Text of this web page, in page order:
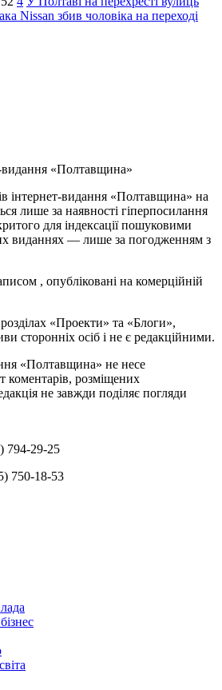
Nissan збив чоловіка на переході
«Полтавщина»
інтернет-видання «Полтавщина» на
лише за наявності гіперпосилання
для індексації пошуковими
виданнях — лише за погодженням з
, опубліковані на комерційній
«Проекти» та «Блоги»,
сторонніх осіб і не є редакційними.
«Полтавщина» не несе
коментарів, розміщених
не завжди поділяє погляди
794-29-25
750-18-53